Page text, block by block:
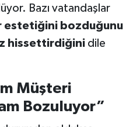
Bazı vatandaşlar
estetiğini bozduğunu
hissettirdiğinidile
Müşteri
Bozuluyor”